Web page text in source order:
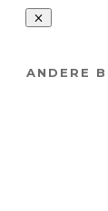
ANDERE